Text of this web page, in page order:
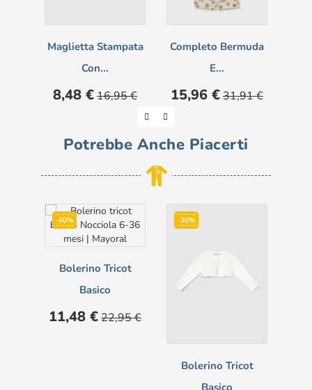
Maglietta Stampata
Con...
Prezzo
8,48 € Prezzo
base
16,95 €
Completo Bermuda
E...
Prezzo
15,96 € Prezzo
base
31,91 €
Potrebbe Anche Piacerti
-50%
Bolerino Tricot
Basico
Prezzo
11,48 € Prezzo
base
22,95 €
-30%
Bolerino Tricot
Basico